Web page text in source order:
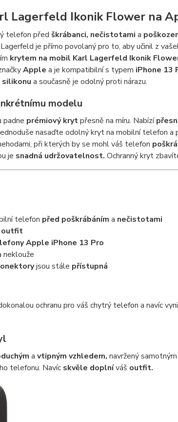
Lagerfeld Ikonik Flower na
telefon před škrábanci, nečistotami a
je přímo povolaný pro to, aby učinil z
krytem na mobil Karl Lagerfeld Ikonik
Apple a je kompatibilní s typem iPhone 13
silikonu a současně je odolný proti nárazu.
modelu
padne prémiový krytpřesně na míru. Nabízí
nasaďte odolný kryt na mobilní telefon a
při kterých by se mohl váš telefon
je snadná udržovatelnost. Ochranný kryt
telefon před poškrábáním a nečistotami
outfit
Apple iPhone 13 Pro
neklouže
jsou stále přístupná
ochranu pro váš chytrý telefon a navíc
a vtipným vzhledem, navržený
telefonu. Navíc skvěle doplníváš outfit.